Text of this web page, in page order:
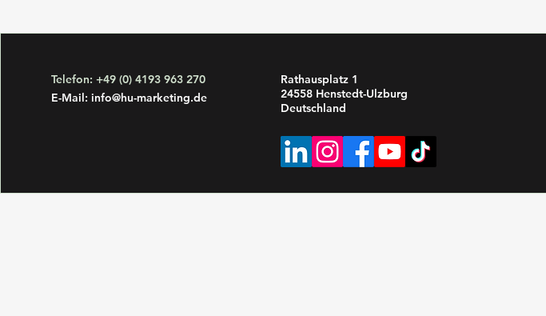
Telefon: +49 (0) 4193 963 270
E-Mail: info@hu-marketing.de
Rathausplatz 1
24558 Henstedt-Ulzburg
Deutschland